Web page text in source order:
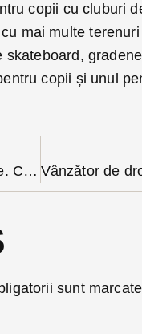
copii cu cluburi
mai multe
skateboard,
copii și unul
Taximetru lovit de o mașină în zona Unității Militare. Clienta și șoferul au fost răniți
sunt